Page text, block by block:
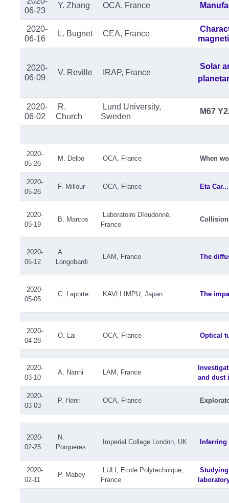
06-23
Y. Zhang OCA, France
2020-
06-16
L. Bugnet CEA, France
2020-
06-09
V. Reville IRAP, France
Solar
2020-
06-02
R.
Church
Lund University,
Sweden
M67
2020-
05-26
M. Delbo OCA, France When
2020-
05-26
F. Millour OCA, France Eta
2020-
05-19
B. Marcos
Laboratoire DIeudonné,
France
2020-
05-12
A.
Longobardi
LAM, France The
2020-
05-05
C. Laporte KAVLI IMPU, Japan The
2020-
04-28
O. Lai OCA, France Optical
2020-
03-10
A. Nanni LAM, France
and dust
2020-
03-03
P. Henri OCA, France
2020-
02-25
N.
Porqueres
Imperial College London, UK
2020-
02-11
P. Mabey
LULI, Ecole Polytechnique,
France